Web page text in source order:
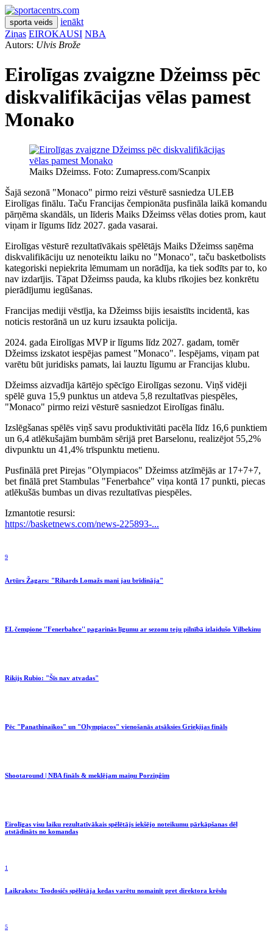
sporta veids
ienākt
Ziņas EIROKAUSI NBA
Autors: Ulvis Brože
Eirolīgas zvaigzne Džeimss pēc
diskvalifikācijas vēlas pamest
Monako
Maiks Džeimss. Foto: Zumapress.com/Scanpix
Šajā sezonā "Monaco" pirmo reizi vēsturē sasniedza ULEB
Eirolīgas finālu. Taču Francijas čempionāta pusfināla laikā komandu
pārņēma skandāls, un līderis Maiks Džeimss vēlas doties prom, kaut
viņam ir līgums līdz 2027. gada vasarai.
Eirolīgas vēsturē rezultatīvākais spēlētājs Maiks Džeimss saņēma
diskvalifikāciju uz nenoteiktu laiku no "Monaco", taču basketbolists
kategoriski nepiekrita lēmumam un norādīja, ka tiek sodīts par to, ko
nav izdarījis. Tāpat Džeimss pauda, ka klubs rīkojies bez konkrētu
pierādījumu iegūšanas.
Francijas mediji vēstīja, ka Džeimss bijis iesaistīts incidentā, kas
noticis restorānā un uz kuru izsaukta policija.
2024. gada Eirolīgas MVP ir līgums līdz 2027. gadam, tomēr
Džeimss izskatot iespējas pamest "Monaco". Iespējams, viņam pat
varētu būt juridisks pamats, lai lauztu līgumu ar Francijas klubu.
Džeimss aizvadīja kārtējo spēcīgo Eirolīgas sezonu. Viņš vidēji
spēlē guva 15,9 punktus un atdeva 5,8 rezultatīvas piespēles,
"Monaco" pirmo reizi vēsturē sasniedzot Eirolīgas finālu.
Izslēgšanas spēlēs viņš savu produktivitāti pacēla līdz 16,6 punktiem
un 6,4 atlēkušajām bumbām sērijā pret Barselonu, realizējot 55,2%
divpunktu un 41,4% trīspunktu metienu.
Pusfinālā pret Pirejas "Olympiacos" Džeimss atzīmējās ar 17+7+7,
bet finālā pret Stambulas "Fenerbahce" viņa kontā 17 punkti, piecas
atlēkušās bumbas un divas rezultatīvas piespēles.
Izmantotie resursi:
https://basketnews.com/news-225893-...
9
Artūrs Žagars: "Rihards Lomažs mani jau brīdināja"
EL čempione ''Fenerbahce'' pagarinās līgumu ar sezonu teju pilnībā izlaidušo Vilbekinu
Rikijs Rubio: "Šīs nav atvadas"
Pēc "Panathinaikos" un "Olympiacos" vienošanās atsāksies Grieķijas fināls
Shootaround | NBA fināls & meklējam maiņu Porziņģim
Eirolīgas visu laiku rezultatīvākais spēlētājs iekšējo noteikumu pārkāpšanas dēļ
atstādināts no komandas
1
Laikraksts: Teodosičs spēlētāja kedas varētu nomainīt pret direktora krēslu
5